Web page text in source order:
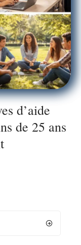
d’aide
de 25 ans